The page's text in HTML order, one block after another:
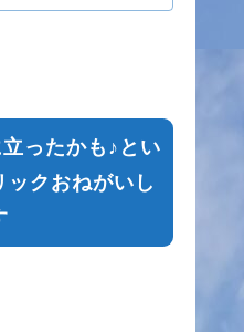
ったかも♪とい
ックおねがいし